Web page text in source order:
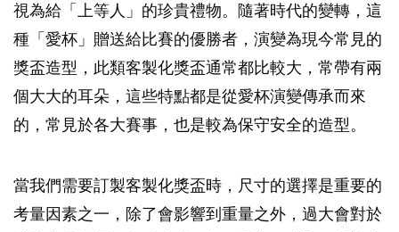
視為給「上等人」的珍貴禮物。隨著時代的變轉，這
種「愛杯」贈送給比賽的優勝者，演變為現今常見的
獎盃造型，此類客製化獎盃通常都比較大，常帶有兩
個大大的耳朵，這些特點都是從愛杯演變傳承而來
的，常見於各大賽事，也是較為保守安全的造型。
當我們需要訂製客製化獎盃時，尺寸的選擇是重要的
考量因素之一，除了會影響到重量之外，過大會對於